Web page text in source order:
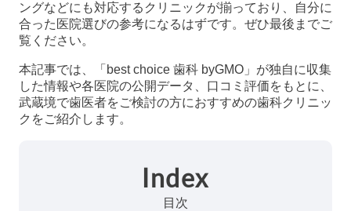
ングなどにも対応するクリニックが揃っており、自分に
合った医院選びの参考になるはずです。ぜひ最後までご
覧ください。
本記事では、「best choice 歯科 byGMO」が独自に収集
した情報や各医院の公開データ、口コミ評価をもとに、
武蔵境で歯医者をご検討の方におすすめの歯科クリニッ
クをご紹介します。
Index
目次